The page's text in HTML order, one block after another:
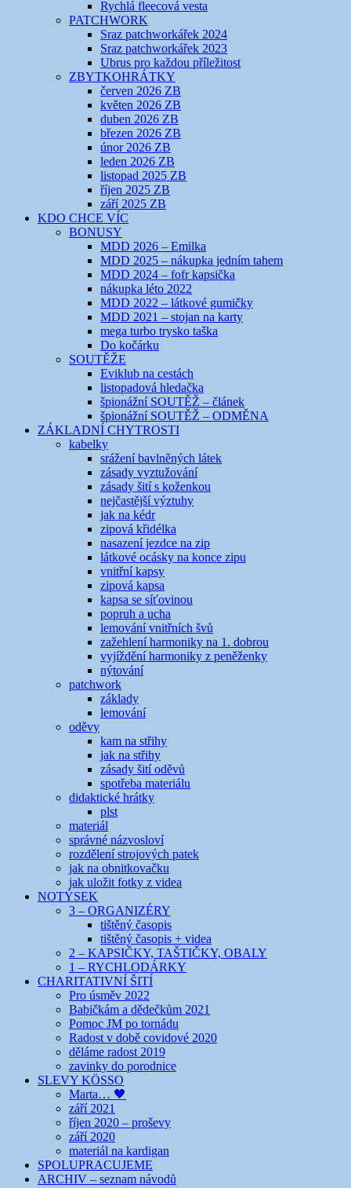
Rychlá fleecová vesta
PATCHWORK
Sraz patchworkářek 2024
Sraz patchworkářek 2023
Ubrus pro každou příležitost
ZBYTKOHRÁTKY
červen 2026 ZB
květen 2026 ZB
duben 2026 ZB
březen 2026 ZB
únor 2026 ZB
leden 2026 ZB
listopad 2025 ZB
říjen 2025 ZB
září 2025 ZB
KDO CHCE VÍC
BONUSY
MDD 2026 – Emilka
MDD 2025 – nákupka jedním tahem
MDD 2024 – fofr kapsička
nákupka léto 2022
MDD 2022 – látkové gumičky
MDD 2021 – stojan na karty
mega turbo trysko taška
Do kočárku
SOUTĚŽE
Eviklub na cestách
listopadová hledačka
špionážní SOUTĚŽ – článek
špionážní SOUTĚŽ – ODMĚNA
ZÁKLADNÍ CHYTROSTI
kabelky
srážení bavlněných látek
zásady vyztužování
zásady šití s koženkou
nejčastější výztuhy
jak na kédr
zipová křidélka
nasazení jezdce na zip
látkové ocásky na konce zipu
vnitřní kapsy
zipová kapsa
kapsa se síťovinou
popruh a ucha
lemování vnitřních švů
zažehlení harmoniky na 1. dobrou
vyjíždění harmoniky z peněženky
nýtování
patchwork
základy
lemování
oděvy
kam na střihy
jak na střihy
zásady šití oděvů
spotřeba materiálu
didaktické hrátky
plst
materiál
správné názvosloví
rozdělení strojových patek
jak na obnitkovačku
jak uložit fotky z videa
NOTÝSEK
3 – ORGANIZÉRY
tištěný časopis
tištěný časopis + videa
2 – KAPSIČKY, TAŠTIČKY, OBALY
1 – RYCHLODÁRKY
CHARITATIVNÍ ŠITÍ
Pro úsměv 2022
Babičkám a dědečkům 2021
Pomoc JM po tornádu
Radost v době covidové 2020
děláme radost 2019
zavinky do porodnice
SLEVY KÖSSO
Marta… 🖤
září 2021
říjen 2020 – proševy
září 2020
materiál na kardigan
SPOLUPRACUJEME
ARCHIV – seznam návodů